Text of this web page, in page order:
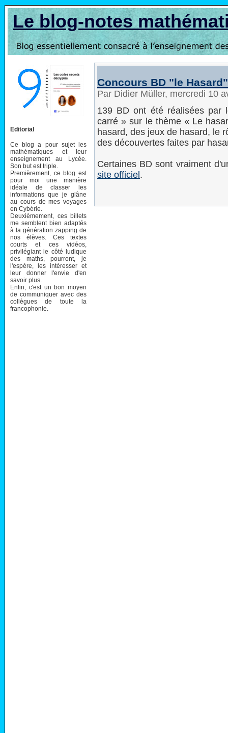
Le blog-notes
Editorial
Ce blog a pour sujet les
mathématiques et leur
enseignement au Lycée.
Son but est triple.
Premièrement, ce blog est
pour moi une manière
idéale de classer les
informations que je glâne
au cours de mes voyages
en Cybérie.
Deuxièmement, ces billets
me semblent bien adaptés
à la génération zapping de
nos élèves. Ces textes
courts et ces vidéos,
privilégiant le côté ludique
des maths, pourront, je
l'espère, les intéresser et
leur donner l'envie d'en
savoir plus.
Enfin, c'est un bon moyen
de communiquer avec des
collègues de toute la
francophonie.
Concours BD "le
Par Didier Müller, mercredi 10
139 BD ont été réalisées par
carré » sur le thème « Le
hasard, des jeux de hasard, le
des découvertes faites par
Certaines BD sont vraiment
site officiel .